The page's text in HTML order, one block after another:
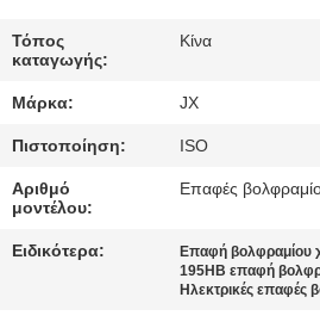
ΣΕ
ΜΕ
ΕΙΔΉΣΕΙΣ
ΠΕΡΙΠΤΏΣΕΙΣ
Τόπος
καταγωγής:
Κίνα
Μάρκα: JX
Πιστοποίηση: ISO
Αριθμό
μοντέλου:
Επαφές
Ειδικότερα: Επαφή βολφραμίου
195HB επαφή
Ηλεκτρικές επαφές